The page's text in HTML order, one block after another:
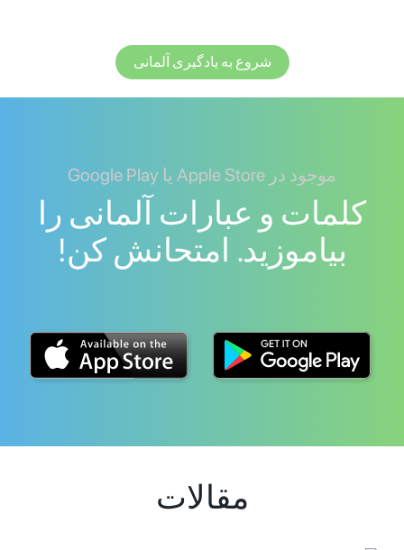
شروع به یادگیری آلمانی
موجود در Apple Store یا Google Play
کلمات و عبارات آلمانی را
بیاموزید. امتحانش کن!
مقالات